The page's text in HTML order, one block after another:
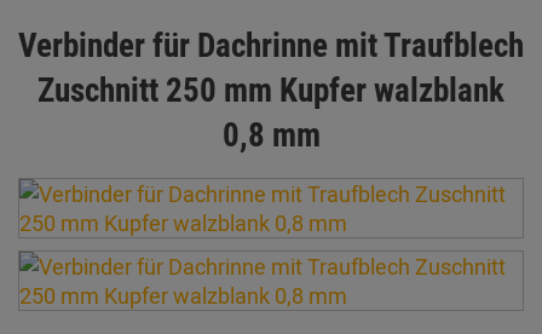
Verbinder für Dachrinne mit Traufblech
Zuschnitt 250 mm Kupfer walzblank
0,8 mm